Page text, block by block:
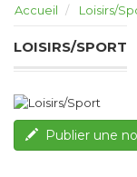
Accueil Loisirs/
LOISIRS/SPORT
Publier une